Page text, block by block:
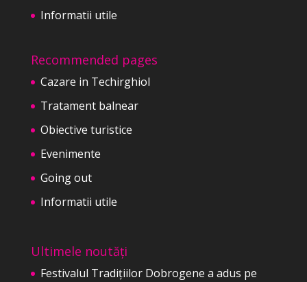
Informatii utile
Recommended pages
Cazare in Techirghiol
Tratament balnear
Obiective turistice
Evenimente
Going out
Informatii utile
Ultimele noutăți
Festivalul Tradițiilor Dobrogene a adus pe